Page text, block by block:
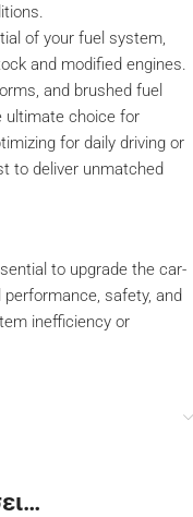
of your fuel system,
and modified engines.
and brushed fuel
ultimate choice for
for daily driving or
to deliver unmatched
to upgrade the car-
safety, and
inefficiency or